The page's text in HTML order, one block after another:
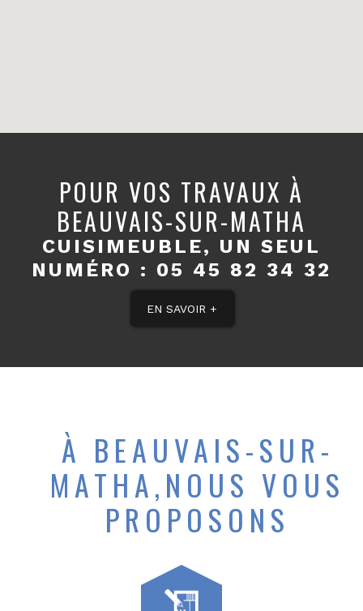
POUR VOS TRAVAUX À
BEAUVAIS-SUR-MATHA
CUISIMEUBLE, UN SEUL
NUMÉRO : 05 45 82 34 32
EN SAVOIR +
À BEAUVAIS-SUR-
MATHA,NOUS VOUS
PROPOSONS